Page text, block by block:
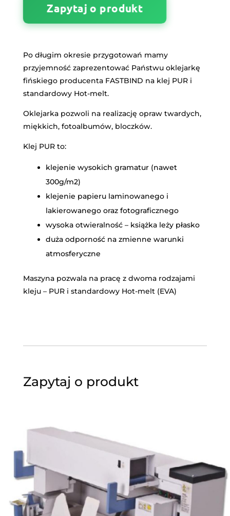
Zapytaj o produkt
Po długim okresie przygotowań mamy
przyjemność zaprezentować Państwu oklejarkę
fińskiego producenta FASTBIND na klej PUR i
standardowy Hot-melt.
Oklejarka pozwoli na realizację opraw twardych,
miękkich, fotoalbumów, bloczków.
Klej PUR to:
klejenie wysokich gramatur (nawet
300g/m2)
klejenie papieru laminowanego i
lakierowanego oraz fotograficznego
wysoka otwieralność – książka leży płasko
duża odporność na zmienne warunki
atmosferyczne
Maszyna pozwala na pracę z dwoma rodzajami
kleju – PUR i standardowy Hot-melt (EVA)
Zapytaj o produkt